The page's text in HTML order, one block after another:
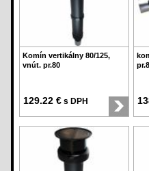
Komín vertikálny 80/125,
vnút. pr.80
129.22 € s DPH